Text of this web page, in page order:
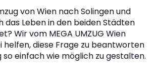
von Wien nach Solingen und
das Leben in den beiden Städten
Wir vom MEGA UMZUG Wien
diese Frage zu beantworten
so einfach wie möglich zu gestalten.